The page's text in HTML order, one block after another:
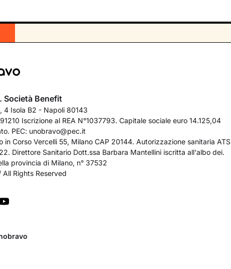
Società Benefit
4 Isola B2 - Napoli 80143
Iscrizione al REA N°1037793. Capitale sociale euro 14.125,04
PEC: unobravo@pec.it
in Corso Vercelli 55, Milano CAP 20144. Autorizzazione sanitaria ATS
Direttore Sanitario Dott.ssa Barbara Mantellini iscritta all'albo dei.
provincia di Milano, n° 37532
Rights Reserved